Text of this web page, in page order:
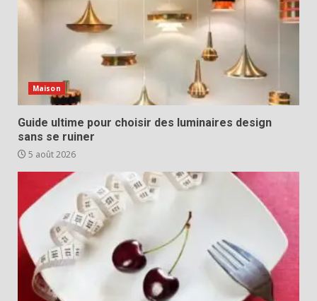
Maison
Guide ultime pour choisir des luminaires design
sans se ruiner
5 août 2026